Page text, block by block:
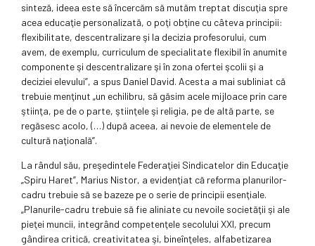
sinteză, ideea este să încercăm să mutăm treptat discuţia spre
acea educaţie personalizată, o poţi obţine cu câteva principii:
flexibilitate, descentralizare şi la decizia profesorului, cum
avem, de exemplu, curriculum de specialitate flexibil în anumite
componente şi descentralizare şi în zona ofertei şcolii şi a
deciziei elevului”, a spus Daniel David. Acesta a mai subliniat că
trebuie menţinut „un echilibru, să găsim acele mijloace prin care
ştiinţa, pe de o parte, ştiinţele şi religia, pe de altă parte, se
regăsesc acolo, (…) după aceea, ai nevoie de elementele de
cultură naţională”.
La rândul său, preşedintele Federaţiei Sindicatelor din Educaţie
„Spiru Haret”, Marius Nistor, a evidenţiat că reforma planurilor-
cadru trebuie să se bazeze pe o serie de principii esenţiale.
„Planurile-cadru trebuie să fie aliniate cu nevoile societăţii şi ale
pieţei muncii, integrând competenţele secolului XXI, precum
gândirea critică, creativitatea şi, bineînţeles, alfabetizarea